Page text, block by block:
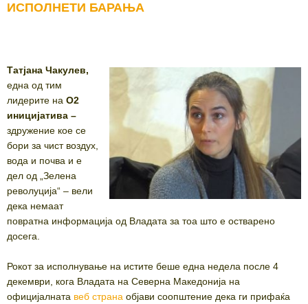
ИСПОЛНЕТИ БАРАЊА
Татјана Чакулев,
една од тим
лидерите на О2
иницијатива –
здружение кое се
бори за чист воздух,
вода и почва и е
дел од „Зелена
револуција“ – вели
дека немаат
повратна информација од Владата за тоа што е остварено
досега.
Рокот за исполнување на истите беше една недела после 4
декември, кога Владата на Северна Македонија на
официјалната веб страна објави соопштение дека ги прифаќа